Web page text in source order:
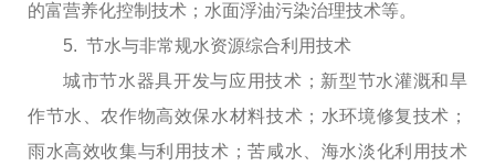
的富营养化控制技术；水面浮油污染治理技术等。
5. 节水与非常规水资源综合利用技术
城市节水器具开发与应用技术；新型节水灌溉和旱
作节水、农作物高效保水材料技术；水环境修复技术；
雨水高效收集与利用技术；苦咸水、海水淡化利用技术